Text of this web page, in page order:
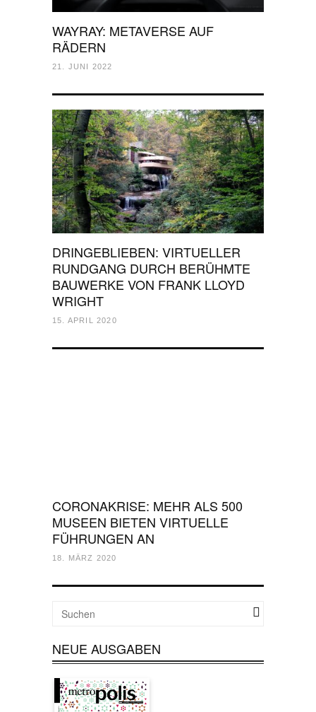
WAYRAY: METAVERSE AUF
RÄDERN
21. JUNI 2022
DRINGEBLIEBEN: VIRTUELLER
RUNDGANG DURCH BERÜHMTE
BAUWERKE VON FRANK LLOYD
WRIGHT
15. APRIL 2020
CORONAKRISE: MEHR ALS 500
MUSEEN BIETEN VIRTUELLE
FÜHRUNGEN AN
18. MÄRZ 2020
NEUE AUSGABEN